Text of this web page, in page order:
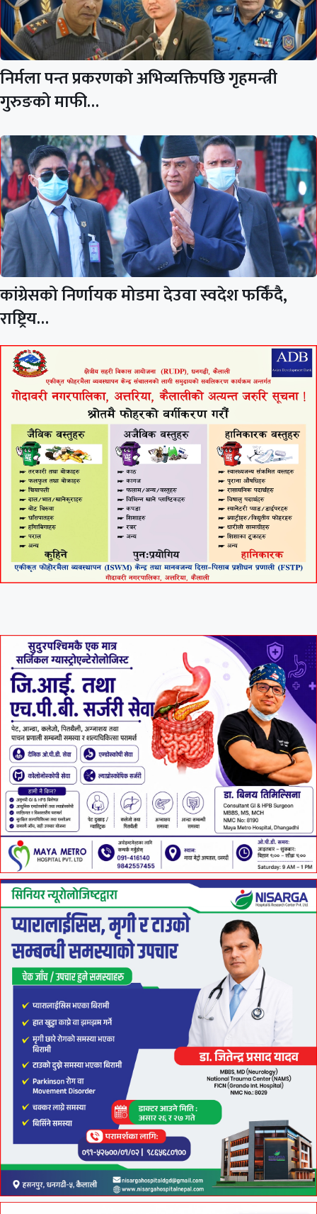
निर्मला पन्त प्रकरणको अभिव्यक्तिपछि गृहमन्त्री
गुरुङको माफी…
कांग्रेसको निर्णायक मोडमा देउवा स्वदेश फर्किंदै,
राष्ट्रिय…